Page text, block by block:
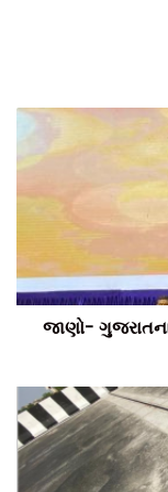
ગુજરાત રાજ્યનો
સરકારે, 867 કરોડ
થવાને આરે છે. ત્યારે,
લાંબામાં લાંબો
સુધીનો 4.2
પહેલાં કરીને,
મહેસાણાના અજય
ડાયરેક્ટર ચિરાગ
નિર્માંણકાર્ય સંપૂર્ણ
તેવી સંભાવના રહેલી છે.
જાણો-